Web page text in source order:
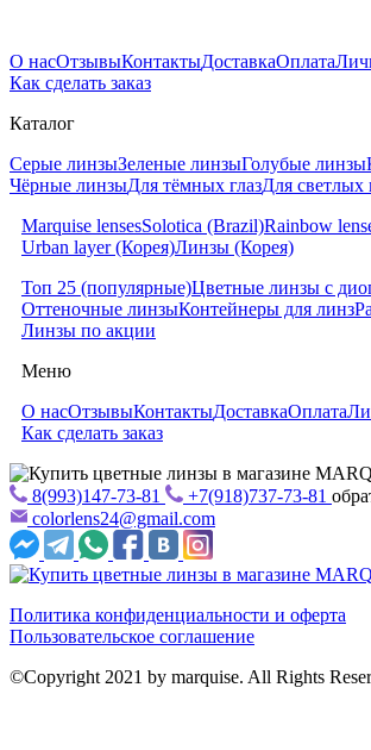
О насОтзывыКонтактыДоставкаОплата
Как сделать заказ
Каталог
Серые линзыЗеленые линзыГолубые линзы
Чёрные линзыДля тёмных глазДля светлых
Marquise lensesSolotica (Brazil)Rainbow
Urban layer (Корея)Линзы (Корея)
Топ 25 (популярные)Цветные линзы с
Оттеночные линзыКонтейнеры для линз
Линзы по акции
Меню
О насОтзывыКонтактыДоставкаОплата
Как сделать заказ
8(993)147-73-81 +7(918)737-73-81
colorlens24@gmail.com
Политика конфиденциальности и оферта
Пользовательское соглашение
©Copyright 2021 by marquise. All Rights